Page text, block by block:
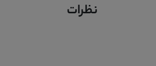
نظرات